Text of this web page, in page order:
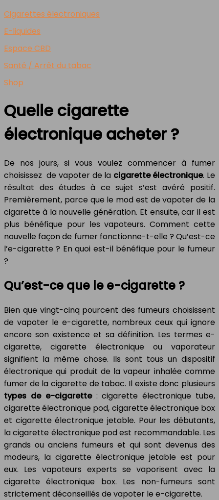
Cigarettes électroniques
E-liquides
Espace CBD
Santé / Arrêt du tabac
Shop
Quelle cigarette
électronique acheter ?
De nos jours, si vous voulez commencer à fumer
choisissez de vapoter de la cigarette électronique. Le
résultat des études à ce sujet s’est avéré positif.
Premièrement, parce que le mod est de vapoter de la
cigarette à la nouvelle génération. Et ensuite, car il est
plus bénéfique pour les vapoteurs. Comment cette
nouvelle façon de fumer fonctionne-t-elle ? Qu’est-ce
l’e-cigarette ? En quoi est-il bénéfique pour le fumeur
?
Qu’est-ce que le e-cigarette ?
Bien que vingt-cinq pourcent des fumeurs choisissent
de vapoter le e-cigarette, nombreux ceux qui ignore
encore son existence et sa définition. Les termes e-
cigarette, cigarette électronique ou vaporateur
signifient la même chose. Ils sont tous un dispositif
électronique qui produit de la vapeur inhalée comme
fumer de la cigarette de tabac. Il existe donc plusieurs
types de e-cigarette: cigarette électronique tube,
cigarette électronique pod, cigarette électronique box
et cigarette électronique jetable. Pour les débutants,
la cigarette électronique pod est recommandable. Les
grands ou anciens fumeurs et qui sont devenus des
modeurs, la cigarette électronique jetable est pour
eux. Les vapoteurs experts se vaporisent avec la
cigarette électronique box. Les non-fumeurs sont
strictement déconseillés de vapoter le e-cigarette.